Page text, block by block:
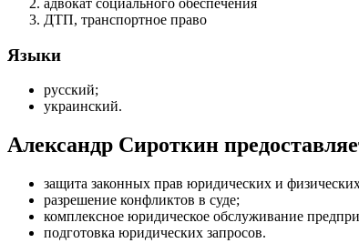
ДТП, транспортное право
Языки
русский;
украинский.
Александр Сироткин
защита законных прав юридических и
разрешение конфликтов в суде;
комплексное юридическое обслуживание
подготовка юридических запросов.